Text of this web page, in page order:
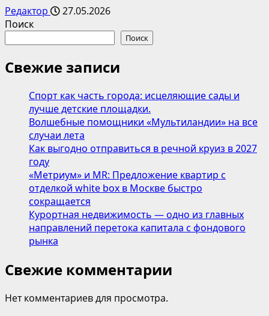
Редактор
27.05.2026
Поиск
Поиск
Свежие записи
Спорт как часть города: исцеляющие сады и
лучше детские площадки.
Волшебные помощники «Мультиландии» на все
случаи лета
Как выгодно отправиться в речной круиз в 2027
году
«Метриум» и MR: Предложение квартир с
отделкой white box в Москве быстро
сокращается
Курортная недвижимость — одно из главных
направлений перетока капитала с фондового
рынка
Свежие комментарии
Нет комментариев для просмотра.